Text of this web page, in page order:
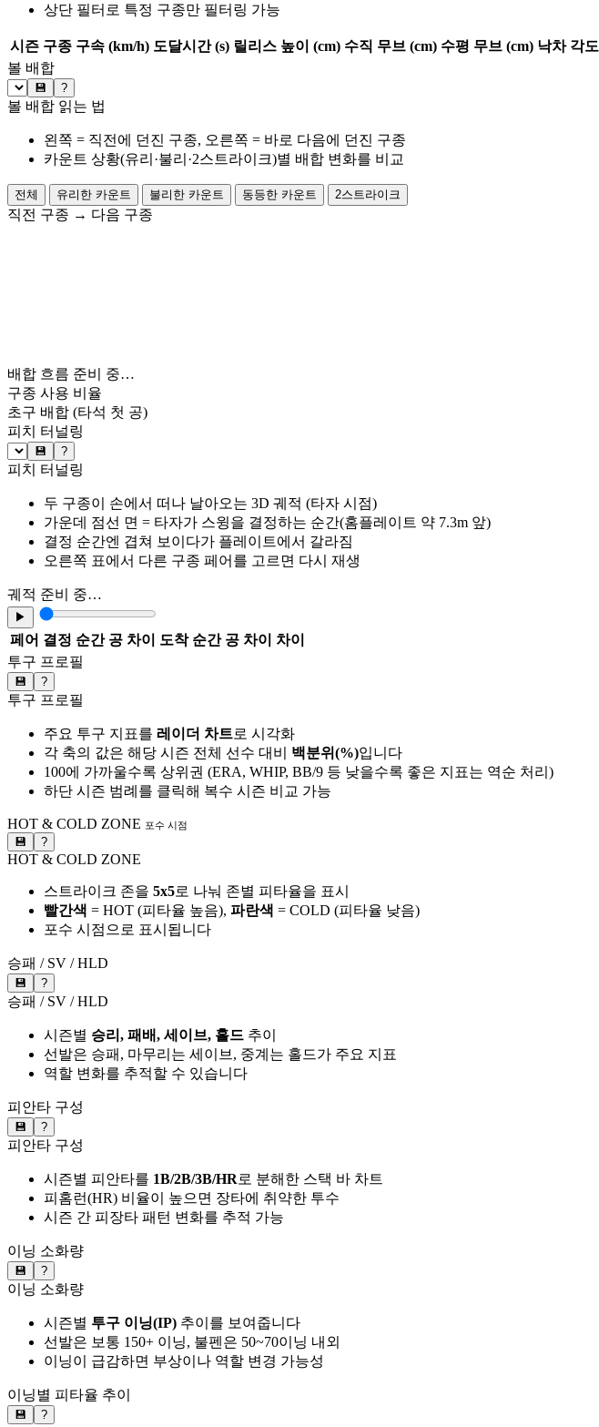
상단 필터로 특정 구종만 필터링 가능
시즌 구종 구속 (km/h) 도달시간 (s) 릴리스 높이 (cm) 수직 무브 (cm) 수평 무브 (cm) 낙차 각도
볼 배합
💾 ?
볼 배합 읽는 법
왼쪽 = 직전에 던진 구종, 오른쪽 = 바로 다음에 던진 구종
카운트 상황(유리·불리·2스트라이크)별 배합 변화를 비교
전체 유리한 카운트 불리한 카운트 동등한 카운트 2스트라이크
직전 구종 → 다음 구종
배합 흐름 준비 중…
구종 사용 비율
초구 배합 (타석 첫 공)
피치 터널링
💾 ?
피치 터널링
두 구종이 손에서 떠나 날아오는 3D 궤적 (타자 시점)
가운데 점선 면 = 타자가 스윙을 결정하는 순간(홈플레이트 약 7.3m 앞)
결정 순간엔 겹쳐 보이다가 플레이트에서 갈라짐
오른쪽 표에서 다른 구종 페어를 고르면 다시 재생
궤적 준비 중…
▶
페어 결정 순간 공 차이 도착 순간 공 차이
차이
투구 프로필
💾 ?
투구 프로필
주요 투구 지표를 레이더 차트로 시각화
각 축의 값은 해당 시즌 전체 선수 대비 백분위(%)입니다
100에 가까울수록 상위권 (ERA, WHIP, BB/9 등 낮을수록 좋은 지표는 역순 처리)
하단 시즌 범례를 클릭해 복수 시즌 비교 가능
HOT & COLD ZONE 포수 시점
💾 ?
HOT & COLD ZONE
스트라이크 존을 5x5로 나눠 존별 피타율을 표시
빨간색 = HOT (피타율 높음), 파란색 = COLD (피타율 낮음)
포수 시점으로 표시됩니다
승패 / SV / HLD
💾 ?
승패 / SV / HLD
시즌별 승리, 패배, 세이브, 홀드 추이
선발은 승패, 마무리는 세이브, 중계는 홀드가 주요 지표
역할 변화를 추적할 수 있습니다
피안타 구성
💾 ?
피안타 구성
시즌별 피안타를 1B/2B/3B/HR로 분해한 스택 바 차트
피홈런(HR) 비율이 높으면 장타에 취약한 투수
시즌 간 피장타 패턴 변화를 추적 가능
이닝 소화량
💾 ?
이닝 소화량
시즌별 투구 이닝(IP) 추이를 보여줍니다
선발은 보통 150+ 이닝, 불펜은 50~70이닝 내외
이닝이 급감하면 부상이나 역할 변경 가능성
이닝별 피타율 추이
💾 ?